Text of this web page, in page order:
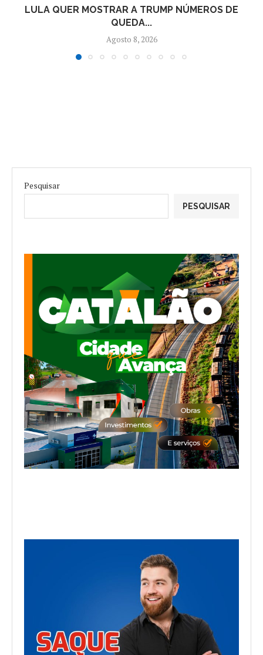
LULA QUER MOSTRAR A TRUMP NÚMEROS DE
QUEDA...
Agosto 8, 2026
Pesquisar
PESQUISAR